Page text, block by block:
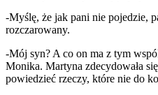
-Myślę, że jak pani nie pojedzie,
rozczarowany.
-Mój syn? A co on ma z tym
Monika. Martyna zdecydowała
powiedzieć rzeczy, które nie do